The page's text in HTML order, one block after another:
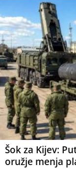
Šok za Kijev:
oružje menja